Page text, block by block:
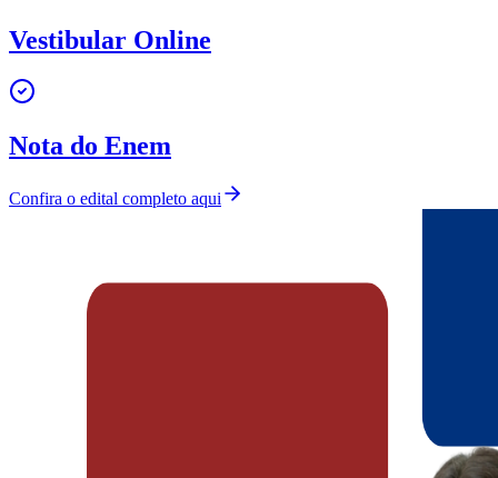
Vestibular Online
Nota do Enem
Confira o edital completo aqui